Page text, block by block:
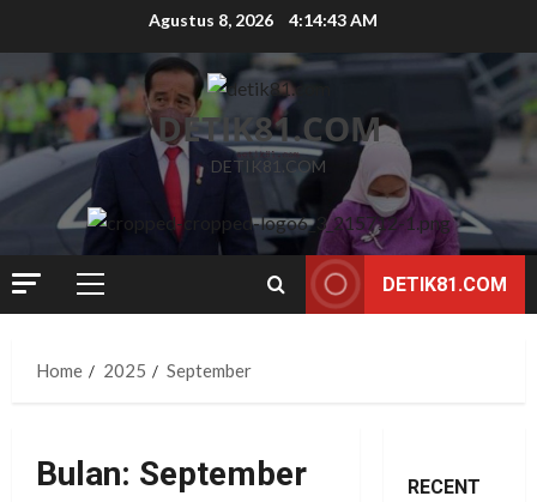
content
Agustus 8, 2026 4:14:44 AM
DETIK81.COM
DETIK81.COM
Primary
DETIK81.COM
Home 2025 September
Bulan: September
RECENT